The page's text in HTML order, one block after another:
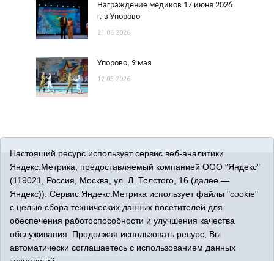
Награждение медиков 17 июня 2026
г. в Упорово
21.06.2026
Упорово, 9 мая
12.05.2026
16+
© 2015-2026 Сетевое издание «Упорово онлайн».
Политика оператора
Регистрационный номер СМИ ЭЛ № ФС 77-65734 выдано
Федеральной службой по надзору в сфере связи,
информационных технологий и массовых коммуникаций
Настоящий ресурс использует сервис веб-аналитики
Яндекс.Метрика, предоставляемый компанией ООО "Яндекс"
(119021, Россия, Москва, ул. Л. Толстого, 16 (далее —
Яндекс)). Сервис Яндекс.Метрика использует файлы "cookie"
с целью сбора технических данных посетителей для
обеспечения работоспособности и улучшения качества
обслуживания. Продолжая использовать ресурс, Вы
автоматически соглашаетесь с использованием данных